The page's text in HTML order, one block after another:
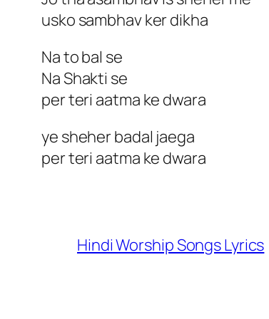
usko sambhav ker dikha
Na to bal se
Na Shakti se
per teri aatma ke dwara
ye sheher badal jaega
per teri aatma ke dwara
Hindi Worship Songs Lyrics